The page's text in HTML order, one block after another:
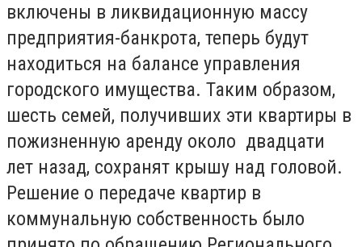
включены в ликвидационную массу
предприятия-банкрота, теперь будут
находиться на балансе управления
городского имущества. Таким образом,
шесть семей, получивших эти квартиры в
пожизненную аренду около двадцати
лет назад, сохранят крышу над головой.
Решение о передаче квартир в
коммунальную собственность было